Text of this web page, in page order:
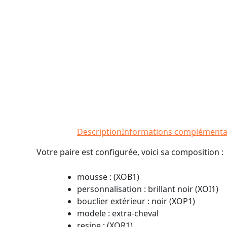
DescriptionInformations
Votre paire est configurée, voici sa composition :
mousse : (XOB1)
personnalisation : brillant noir (XOI1)
bouclier extérieur : noir (XOP1)
modele : extra-cheval